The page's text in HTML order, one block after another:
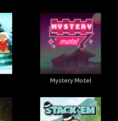
Mystery Motel